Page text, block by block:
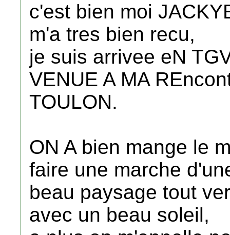
c'est bien moi
m'a tres bien recu,
je suis arrivee eN
VENUE A MA
TOULON.
ON A bien mange le
faire une marche
beau paysage tout
avec un beau soleil,